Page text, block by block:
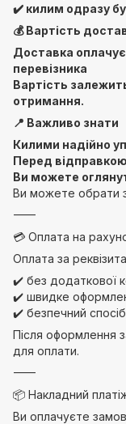
✔️ килим одразу
💰 Вартість
Доставка
перевізника
Вартість
отримання.
📍 Важливо знати
Килими надійно
Перед
Ви можете
Ви можете обрати
⸻
💳 Оплата на
Оплата за
✔️ без додаткової
✔️ швидке
✔️ безпечний
Після оформлення
для оплати.
⸻
📦 Накладний
Ви оплачуєте